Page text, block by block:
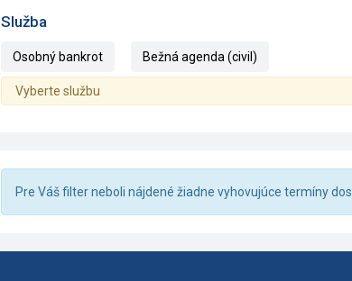
Služba
Osobný bankrot Bežná agenda (civil)
Vyberte službu
Pre Váš filter neboli nájdené žiadne vyhovujúce termíny